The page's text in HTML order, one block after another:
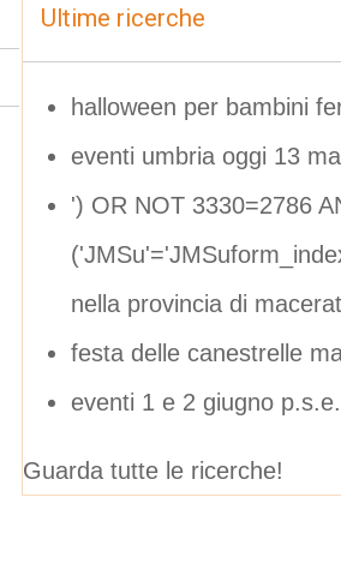
Ultime ricerche
halloween per bambini
eventi umbria oggi 13
') OR NOT 3330=2786
nella provincia di
festa delle canestrelle
eventi 1 e 2 giugno p.s.e.
Guarda tutte le ricerche!